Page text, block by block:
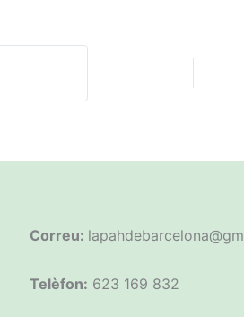
Correu:
Telèfon: 623 169 832